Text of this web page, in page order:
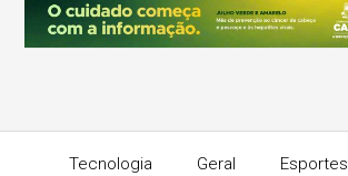
Tecnologia Geral Esportes